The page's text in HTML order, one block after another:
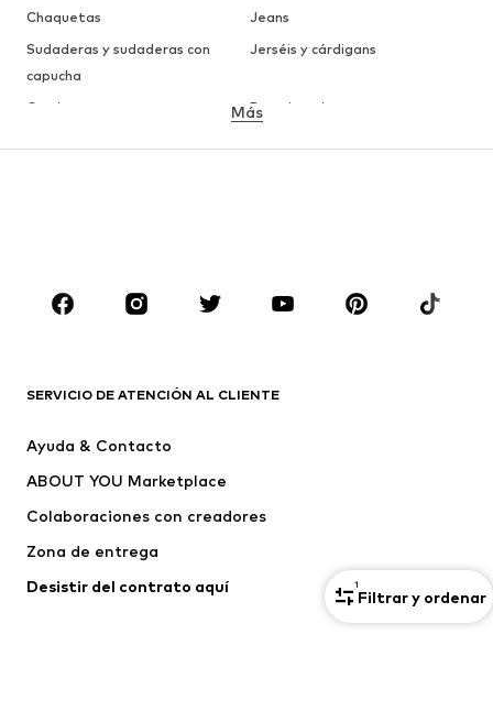
1
Filtrar y ordenar
Chaquetas
Jeans
Sudaderas y sudaderas con
capucha
Jerséis y cárdigans
Camisetas
Ropa interior
ROPA
Camisetas
Jeans
Pantalones
Ropa interior
Jerséis y cárdigans
Trajes y chaquetas
Ropa de baño
Tallas grandes
Más
SERVICIO DE ATENCIÓN AL CLIENTE
Ayuda & Contacto
ABOUT YOU Marketplace
Colaboraciones con creadores
Zona de entrega
Desistir del contrato aquí